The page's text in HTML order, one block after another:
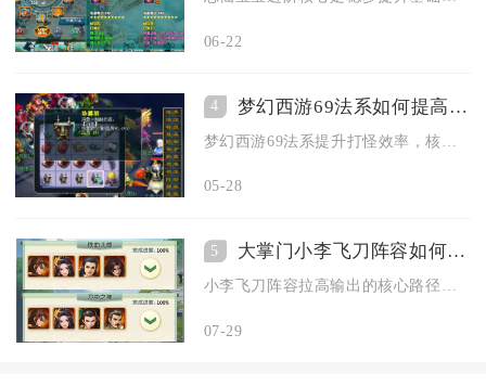
06-22
4 梦幻西游69法系如何提高打怪效率
05-28
5 大掌门小李飞刀阵容如何提高输出能力
小李飞刀阵容拉高输出的核心路径为固定铁三角阵容框架、极限单堆...
07-29